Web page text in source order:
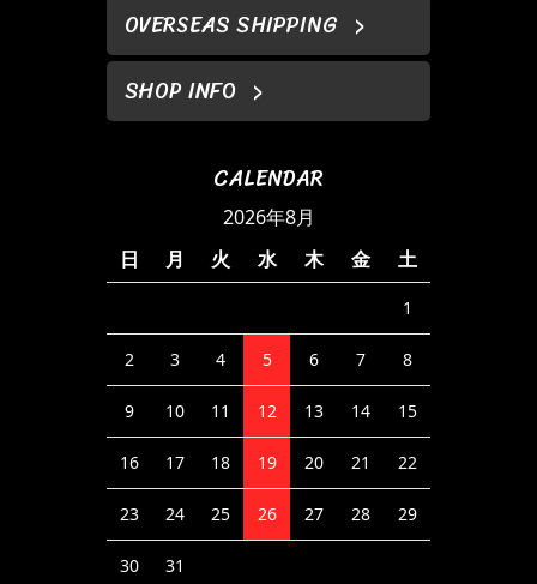
OVERSEAS SHIPPING
SHOP INFO
CALENDAR
2026年8月
日
月 火 水 木 金 土
1
2 3 4 5 6 7 8
9 10 11 12 13 14 15
16 17 18 19 20 21 22
23 24 25 26 27 28 29
30 31